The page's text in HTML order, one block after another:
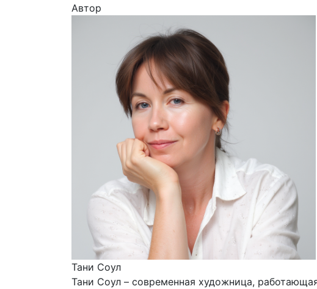
Автор
Тани Соул
Тани Соул – современная художница,